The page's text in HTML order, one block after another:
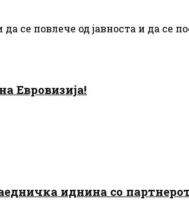
се повлече од јавноста и да се
Евровизија!
иднина со